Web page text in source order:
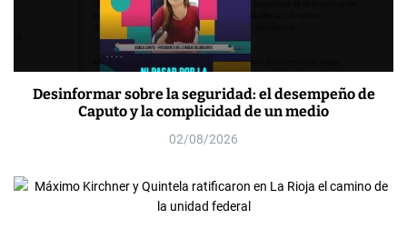
Desinformar sobre la seguridad: el desempeño de
Caputo y la complicidad de un medio
02/08/2026